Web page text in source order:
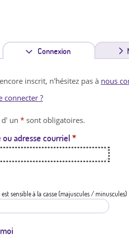
Connexion
n
l
e
inscrit, n'hésitez pas à nous
connecter ?
un * sont obligatoires.
adresse courriel *
sensible à la casse (majuscules / minuscules)